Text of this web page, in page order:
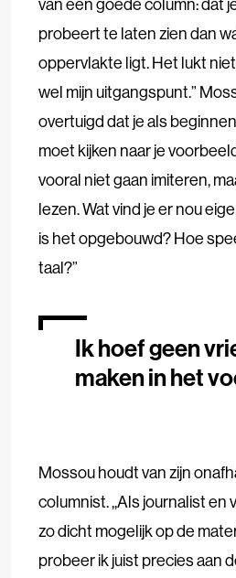
van een goede column: dat
probeert te laten zien dan
oppervlakte ligt. Het lukt
wel mijn uitgangspunt.”
overtuigd dat je als
moet kijken naar je
vooral niet gaan imiteren,
lezen. Wat vind je er nou
is het opgebouwd? Hoe
taal?”
Ik hoef geen
maken in het
Mossou houdt van zijn
columnist. ,,Als journalist en
zo dicht mogelijk op de
probeer ik juist precies aan